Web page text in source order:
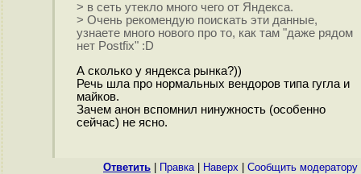
> в сеть утекло много чего от Яндекса.
> Очень рекомендую поискать эти данные,
узнаете много нового про то, как там "даже рядом
нет Postfix" :D
А сколько у яндекса рынка?))
Речь шла про нормальных вендоров типа гугла и
майков.
Зачем анон вспомнил нинужность (особенно
сейчас) не ясно.
Ответить Правка| Наверх Cообщить модератору